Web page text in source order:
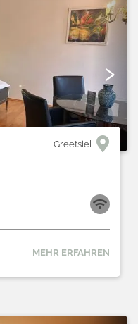
›
Greetsiel
MEHR ERFAHREN